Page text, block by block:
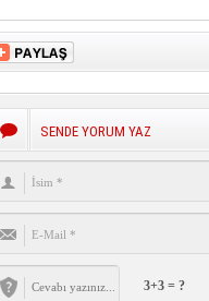
SENDE YORUM YAZ
3+3 = ?